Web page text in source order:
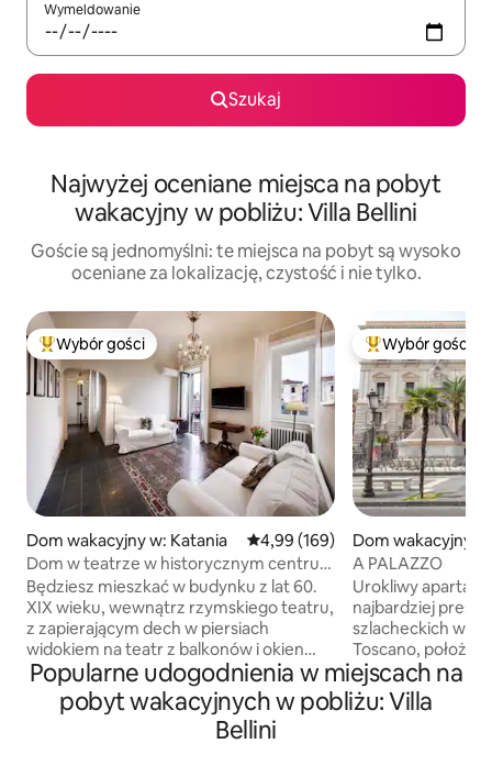
Wymeldowanie
Szukaj
Najwyżej oceniane miejsca na pobyt
wakacyjny w pobliżu: Villa Bellini
Goście są jednomyślni: te miejsca na pobyt są wysoko
oceniane za lokalizację, czystość i nie tylko.
Najpopularniejsze z kategorii Wybór gości
Wybór gości
Dom wakacyjny w: Katania Średnia ocena: 4,99 na 5, liczba
4,99 (169)
Dom w teatrze w historycznym centrum
Katanii.
Będziesz mieszkać w budynku z lat 60.
XIX wieku, wewnątrz rzymskiego teatru,
z zapierającym dech w piersiach
widokiem na teatr z balkonów i okien
domu. Światło Cię zaskoczy. Znajdujesz
się w historycznym centrum miasta,
a najważniejsze atrakcje znajdują się
w odległości krótkiego spaceru. Park
Wybór gości
Dom wakacyjny
A PALAZZO
Urokliwy
najbardziej
szlacheckich w
Toscano,
Via Etnea i Piazza
znajduje się kilka
historycznych
Popularne udogodnienia w miejscach na
pobyt wakacyjnych w pobliżu: Villa
Bellini